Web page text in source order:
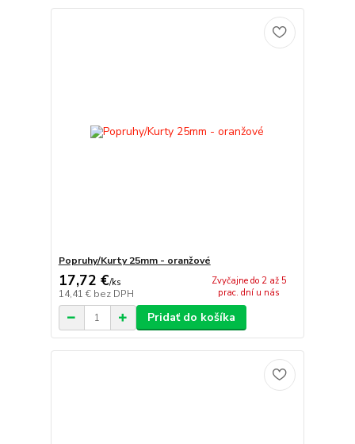
Popruhy/Kurty 25mm - oranžové
17,72 €/ks
14,41 € bez DPH
Zvyčajne do 2 až 5
prac. dní u nás
Pridať do košíka